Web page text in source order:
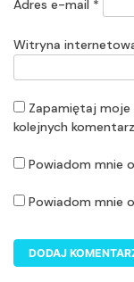
Adres e-mail *
Witryna
Zapamiętaj moje
kolejnych
Powiadom mnie
Powiadom mnie